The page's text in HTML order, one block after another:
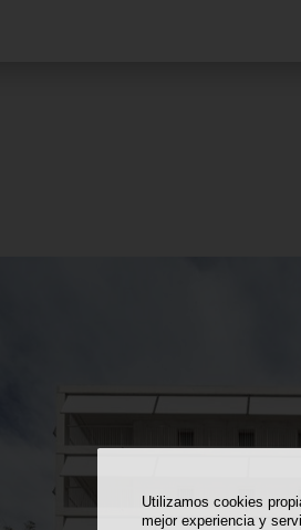
Utilizamos cookies
mejor experiencia y